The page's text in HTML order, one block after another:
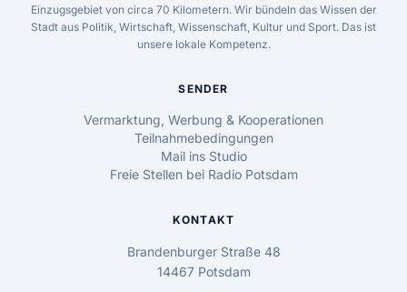
Einzugsgebiet von circa 70 Kilometern. Wir bündeln das Wissen der
Stadt aus Politik, Wirtschaft, Wissenschaft, Kultur und Sport. Das ist
unsere lokale Kompetenz.
SENDER
Vermarktung, Werbung & Kooperationen
Teilnahmebedingungen
Mail ins Studio
Freie Stellen bei Radio Potsdam
KONTAKT
Brandenburger Straße 48
14467 Potsdam